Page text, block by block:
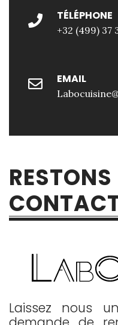
TÉLÉPHONE
+32 (499) 37
EMAIL
RESTONS
Laissez nous